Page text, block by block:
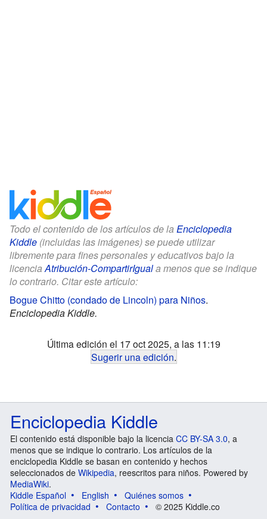
Todo el contenido de los artículos de la Enciclopedia
Kiddle (incluidas las imágenes) se puede utilizar
libremente para fines personales y educativos bajo la
licenciaAtribución-CompartirIguala menos que se indique
lo contrario. Citar este artículo:
Bogue Chitto (condado de Lincoln) para Niños.
Enciclopedia Kiddle.
Última edición el 17 oct 2025, a las 11:19
Sugerir una edición.
Enciclopedia Kiddle
El contenido está disponible bajo la licencia CC BY-SA 3.0, a
menos que se indique lo contrario. Los artículos de la
enciclopedia Kiddle se basan en contenido y hechos
seleccionados de Wikipedia, reescritos para niños. Powered by
MediaWiki.
Kiddle Español
English
Quiénes somos
Política de privacidad
Contacto © 2025 Kiddle.co